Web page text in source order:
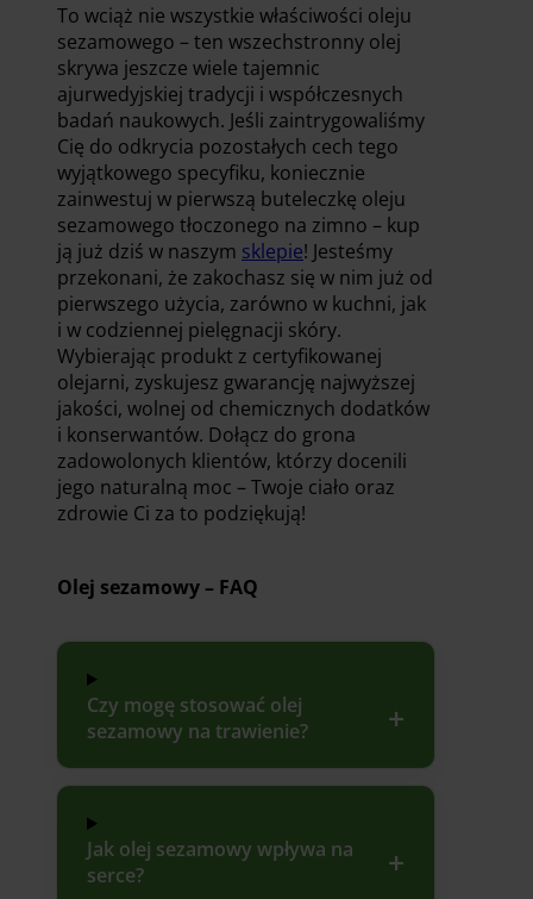
To wciąż nie wszystkie właściwości oleju
sezamowego – ten wszechstronny olej
skrywa jeszcze wiele tajemnic
ajurwedyjskiej tradycji i współczesnych
badań naukowych. Jeśli zaintrygowaliśmy
Cię do odkrycia pozostałych cech tego
wyjątkowego specyfiku, koniecznie
zainwestuj w pierwszą buteleczkę oleju
sezamowego tłoczonego na zimno – kup
ją już dziś w naszym sklepie! Jesteśmy
przekonani, że zakochasz się w nim już od
pierwszego użycia, zarówno w kuchni, jak
i w codziennej pielęgnacji skóry.
Wybierając produkt z certyfikowanej
olejarni, zyskujesz gwarancję najwyższej
jakości, wolnej od chemicznych dodatków
i konserwantów. Dołącz do grona
zadowolonych klientów, którzy docenili
jego naturalną moc – Twoje ciało oraz
zdrowie Ci za to podziękują!
Olej sezamowy – FAQ
Czy mogę stosować olej
sezamowy na trawienie?
Jak olej sezamowy wpływa na
serce?